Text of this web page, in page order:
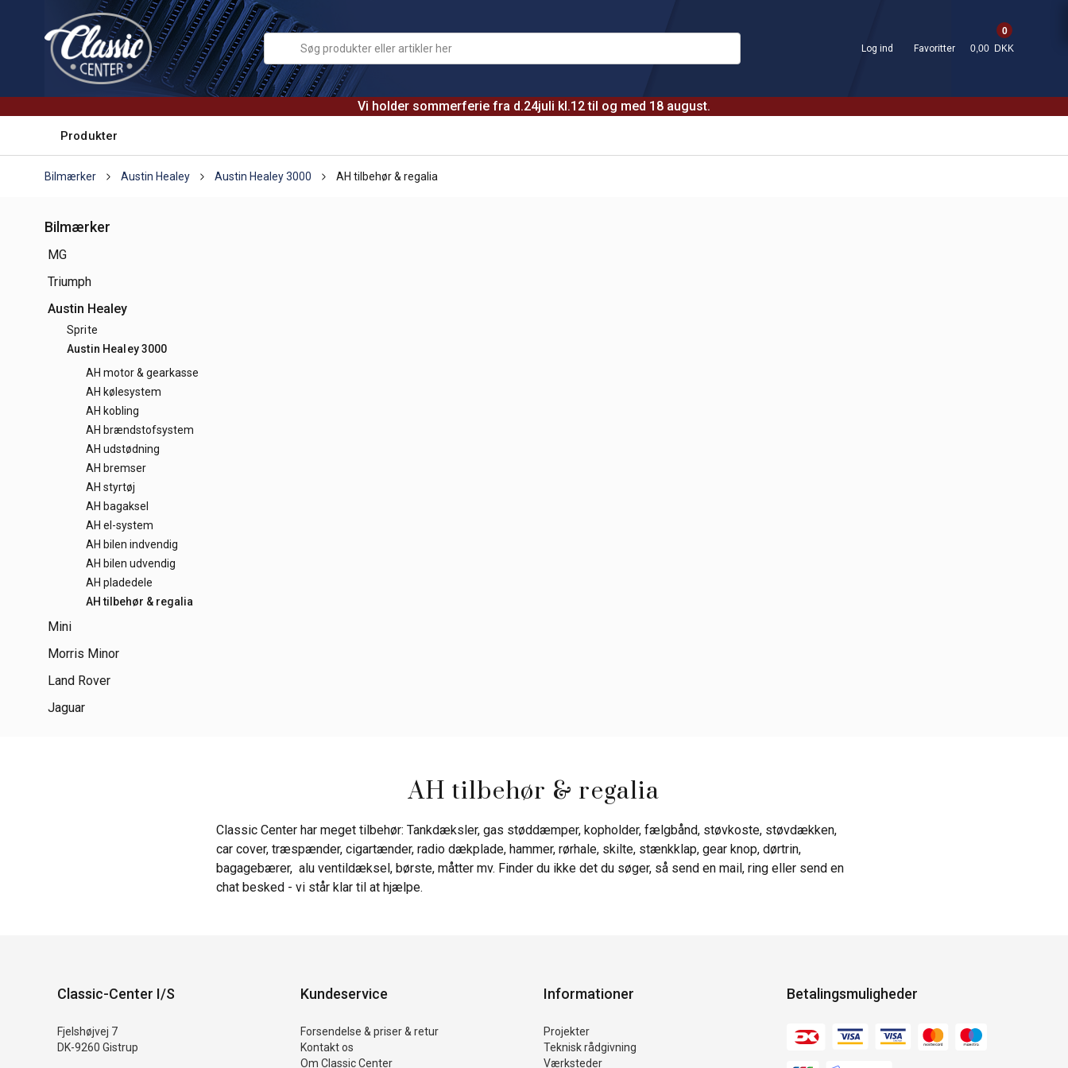
Vi holder sommerferie fra d.24juli kl.12 til og med 18 august.
Log ind Favoritter
0
0,00 DKK
Produkter
Bilmærker Austin Healey Austin Healey 3000 AH tilbehør & regalia
Bilmærker
MG
Triumph
Austin Healey
Sprite
Austin Healey 3000
AH motor & gearkasse
AH kølesystem
AH kobling
AH brændstofsystem
AH udstødning
AH bremser
AH styrtøj
AH bagaksel
AH el-system
AH bilen indvendig
AH bilen udvendig
AH pladedele
AH tilbehør & regalia
Mini
Morris Minor
Land Rover
Jaguar
AH tilbehør & regalia
Classic Center har meget tilbehør: Tankdæksler, gas støddæmper, kopholder, fælgbånd, støvkoste, støvdækken,
car cover, træspænder, cigartænder, radio dækplade, hammer, rørhale, skilte, stænkklap, gear knop, dørtrin,
bagagebærer, alu ventildæksel, børste, måtter mv. Finder du ikke det du søger, så send en mail, ring eller send en
chat besked - vi står klar til at hjælpe.
Classic-Center I/S
Fjelshøjvej 7
DK-9260 Gistrup
Kundeservice
Forsendelse & priser & retur
Kontakt os
Om Classic Center
Informationer
Projekter
Teknisk rådgivning
Værksteder
Betalingsmuligheder